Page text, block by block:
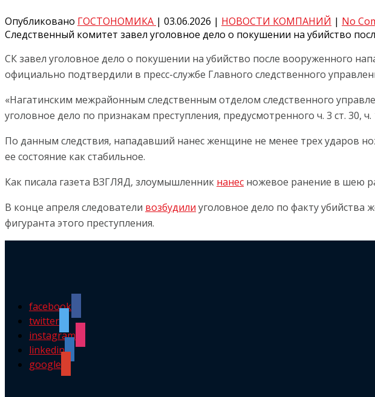
Опубликовано ГОСТОНОМИКА | 03.06.2026 | НОВОСТИ КОМПАНИЙ | No
Следственный комитет завел уголовное дело о покушении на убийство
СК завел уголовное дело о покушении на убийство после вооруженного
официально подтвердили в пресс-службе Главного следственного
«Нагатинским межрайонным следственным отделом следственного
уголовное дело по признакам преступления, предусмотренного ч. 3 ст. 30,
По данным следствия, нападавший нанес женщине не менее трех ударов
ее состояние как стабильное.
Как писала газета ВЗГЛЯД, злоумышленник нанес ножевое ранение в шею
В конце апреля следователи возбудили уголовное дело по факту
фигуранта этого преступления.
facebook
twitter
instagram
linkedin
google